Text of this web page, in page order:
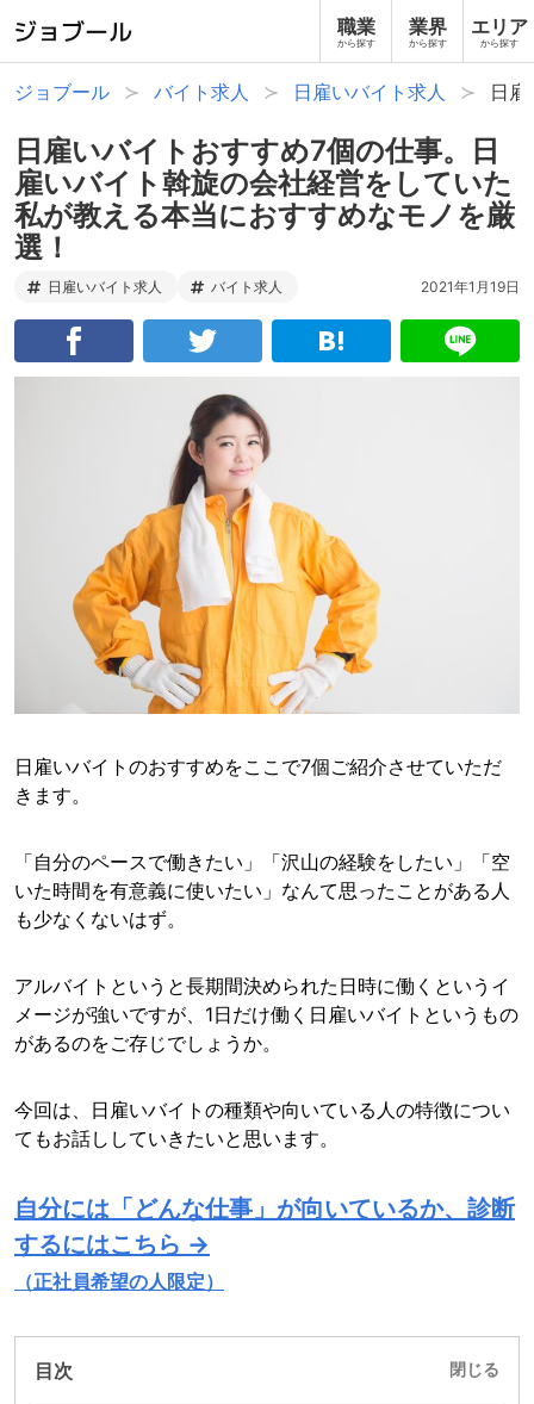
職業
から探す
業界
から探す
エリア
から探す
ジョブール バイト求人 日雇いバイト求人 日
日雇いバイトおすすめ7個の仕事。日
雇いバイト斡旋の会社経営をしていた
私が教える本当におすすめなモノを厳
選！
日雇いバイト求人 バイト求人 2021年1月19日
日雇いバイトのおすすめをここで7個ご紹介させていただ
きます。
「自分のペースで働きたい」「沢山の経験をしたい」「空
いた時間を有意義に使いたい」なんて思ったことがある人
も少なくないはず。
アルバイトというと長期間決められた日時に働くというイ
メージが強いですが、1日だけ働く日雇いバイトというもの
があるのをご存じでしょうか。
今回は、日雇いバイトの種類や向いている人の特徴につい
てもお話ししていきたいと思います。
自分には「どんな仕事」が向いているか、診断
するにはこちら →
（正社員希望の人限定）
目次 閉じる